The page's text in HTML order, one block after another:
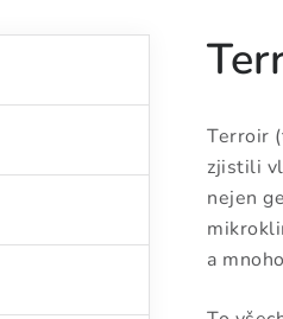
Terroir
zjistili
nejen
a